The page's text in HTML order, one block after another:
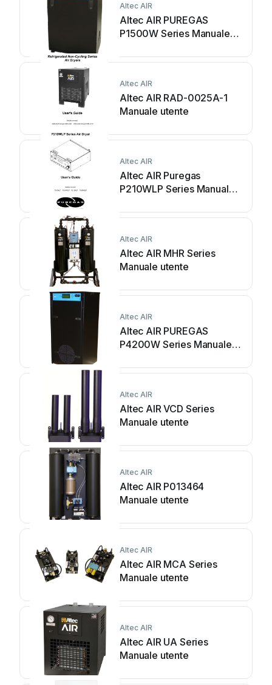
Altec AIR
Altec AIR PUREGAS
P1500W Series Manuale
Altec AIR
Altec AIR RAD-0025A-1
Manuale utente
Altec AIR
Altec AIR Puregas
P210WLP Series Manuale
Altec AIR
Altec AIR MHR Series
Manuale utente
Altec AIR
Altec AIR PUREGAS
P4200W Series Manuale
Altec AIR
Altec AIR VCD Series
Manuale utente
Altec AIR
Altec AIR P013464
Manuale utente
Altec AIR
Altec AIR MCA Series
Manuale utente
Altec AIR
Altec AIR UA Series
Manuale utente